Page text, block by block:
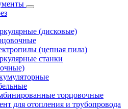
(дисковые)
(цепная пила)
станки
торцовочные
для отопления и трубопровода